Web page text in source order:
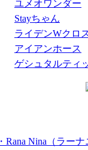
ユメオワンダー
Stayちゃん
ライデンWクロ
アイアンホース
ゲシュタルティ
Nina（ラー